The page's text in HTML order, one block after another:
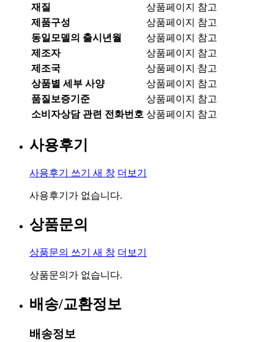
재질
상품페이지 참고
제품구성
상품페이지 참고
동일모델의 출시년월
상품페이지 참고
제조자
상품페이지 참고
제조국
상품페이지 참고
상품별 세부 사양
상품페이지 참고
품질보증기준
상품페이지 참고
소비자상담 관련 전화번호 상품페이지 참고
사용후기
사용후기 쓰기 새 창 더보기
사용후기가 없습니다.
상품문의
상품문의 쓰기 새 창 더보기
상품문의가 없습니다.
배송/교환정보
배송정보